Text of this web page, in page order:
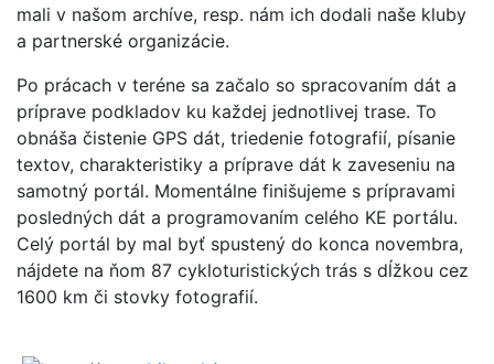
mali v našom archíve, resp. nám ich dodali naše kluby
a partnerské organizácie.
Po prácach v teréne sa začalo so spracovaním dát a
príprave podkladov ku každej jednotlivej trase. To
obnáša čistenie GPS dát, triedenie fotografií, písanie
textov, charakteristiky a príprave dát k zaveseniu na
samotný portál. Momentálne finišujeme s prípravami
posledných dát a programovaním celého KE portálu.
Celý portál by mal byť spustený do konca novembra,
nájdete na ňom 87 cykloturistických trás s dĺžkou cez
1600 km či stovky fotografií.